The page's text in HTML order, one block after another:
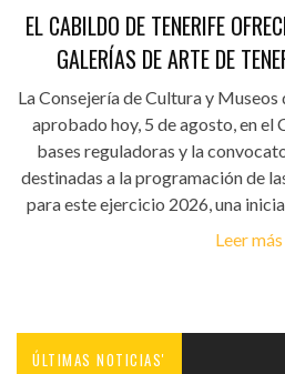
EL CABILDO DE TENERIFE
GALERÍAS DE ARTE DE
La Consejería de Cultura y
aprobado hoy, 5 de agosto, en el
bases reguladoras y la
destinadas a la programación de
para este ejercicio 2026, una
Leer más
ÚLTIMAS NOTICIAS'